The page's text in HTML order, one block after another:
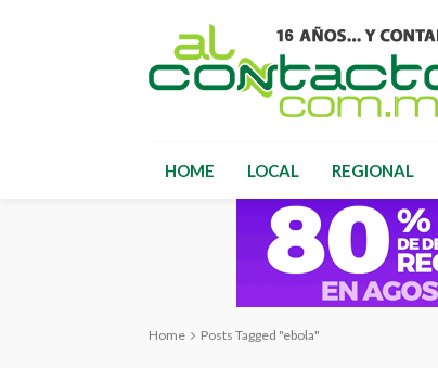
HOME LOCAL REGIONAL
Home Posts Tagged "ebola"